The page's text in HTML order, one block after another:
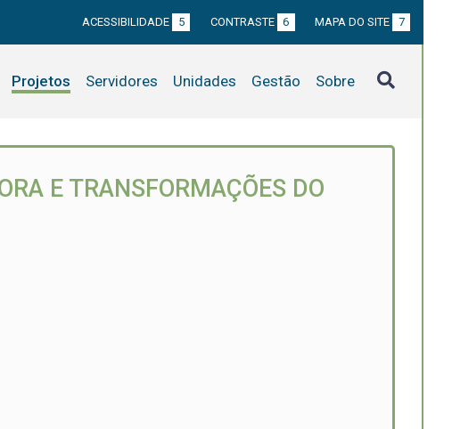
ACESSIBILIDADE 5 CONTRASTE 6 MAPA DO SITE 7
Projetos Servidores Unidades Gestão Sobre
E TRANSFORMAÇÕES DO